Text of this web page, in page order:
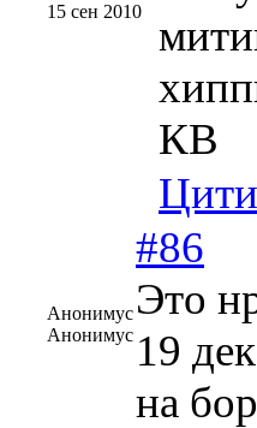
15 сен 2010
КВ
Анонимус
Анонимус
#86
Это
19
на